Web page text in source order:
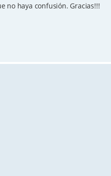
no haya confusión. Gracias!!!